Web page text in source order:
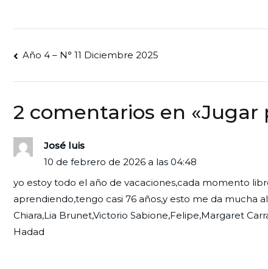
Navegación
de
entradas
Año 4 – N° 11 Diciembre 2025
2 comentarios en «Jugar
José luis
10 de febrero de 2026 a las 04:48
yo estoy todo el año de vacaciones,cada momento
aprendiendo,tengo casi 76 años,y esto me da mucha
Chiara,Lia Brunet,Victorio Sabione,Felipe,Margaret
Hadad